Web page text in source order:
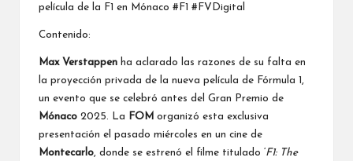
película de la F1 en Mónaco #F1 #FVDigital
Contenido:
Max Verstappen ha aclarado las razones de su falta en
la proyección privada de la nueva película de Fórmula 1,
un evento que se celebró antes del Gran Premio de
Mónaco 2025. La FOM organizó esta exclusiva
presentación el pasado miércoles en un cine de
Montecarlo, donde se estrenó el filme titulado ‘ F1: The